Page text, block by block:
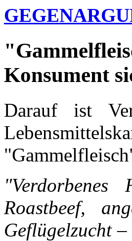
Konsument
Darauf ist
"Verdorbenes
Roastbeef,
Geflügelzucht